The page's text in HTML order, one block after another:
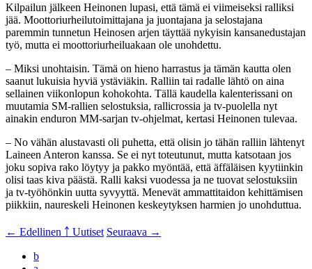
Kilpailun jälkeen Heinonen lupasi, että tämä ei viimeiseksi ralliksi
jää. Moottoriurheilutoimittajana ja juontajana ja selostajana
paremmin tunnetun Heinosen arjen täyttää nykyisin kansanedustajan
työ, mutta ei moottoriurheiluakaan ole unohdettu.
– Miksi unohtaisin. Tämä on hieno harrastus ja tämän kautta olen
saanut lukuisia hyviä ystäviäkin. Ralliin tai radalle lähtö on aina
sellainen viikonlopun kohokohta. Tällä kaudella kalenterissani on
muutamia SM-rallien selostuksia, rallicrossia ja tv-puolella nyt
ainakin enduron MM-sarjan tv-ohjelmat, kertasi Heinonen tulevaa.
– No vähän alustavasti oli puhetta, että olisin jo tähän ralliin lähtenyt
Laineen Anteron kanssa. Se ei nyt toteutunut, mutta katsotaan jos
joku sopiva rako löytyy ja pakko myöntää, että äffäläisen kyytiinkin
olisi taas kiva päästä. Ralli kaksi vuodessa ja ne tuovat selostuksiin
ja tv-työhönkin uutta syvyyttä. Menevät ammattitaidon kehittämisen
piikkiin, naureskeli Heinonen keskeytyksen harmien jo unohduttua.
← Edellinen ￪ Uutiset Seuraava →
b